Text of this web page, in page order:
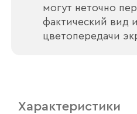
могут неточно
фактический вид
цветопередачи
Характеристики
Ваше имя